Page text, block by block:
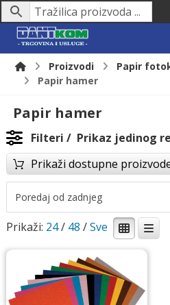
Proizvodi
Papir
Papir hamer
Papir hamer
Filteri
Prikaz jedinog
Prikaži dostupne
Prikaži: 24/ 48 /